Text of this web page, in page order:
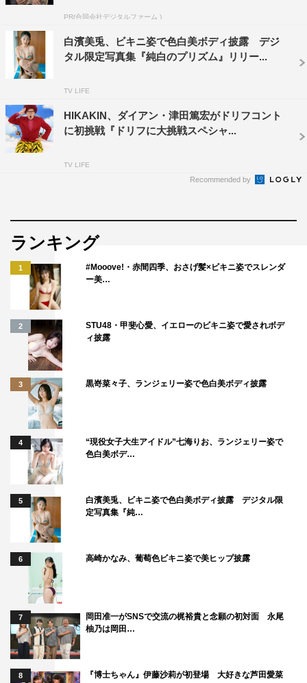
PR(合同会社デジタルファーム )
白濱美兎、ビキニ姿で色白美ボディ披露 デジ
タル限定写真集『純白のプリズム』リリー...
TV LIFE
HIKAKIN、ダイアン・津田篤宏がドリフコント
に初挑戦『ドリフに大挑戦スペシャ...
TV LIFE
Recommended by
ランキング
1
#Mooove!・赤間四季、おさげ髪×ビキニ姿でスレンダ
ー美…
2
STU48・甲斐心愛、イエローのビキニ姿で愛されボデ
ィ披露
3 黒嵜菜々子、ランジェリー姿で色白美ボディ披露
4
“現役女子大生アイドル”七海りお、ランジェリー姿で
色白美ボデ…
5
白濱美兎、ビキニ姿で色白美ボディ披露 デジタル限
定写真集『純…
6 高崎かなみ、葡萄色ビキニ姿で美ヒップ披露
7
岡田准一がSNSで交流の梶裕貴と念願の初対面 永尾
柚乃は岡田…
8
『博士ちゃん』伊藤沙莉が初登場 大好きな芦田愛菜